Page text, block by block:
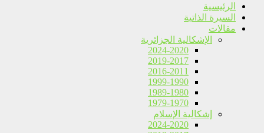
الرئيسية
السيرة الذاتية
مقالات
الإشكالية الجزائرية
2024-2020
2019-2017
2016-2011
1999-1990
1989-1980
1979-1970
إشكالية الإسلام
2024-2020